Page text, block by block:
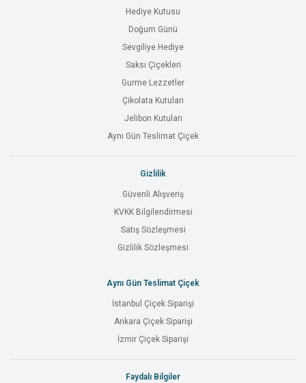
Hediye Kutusu
Doğum Günü
Sevgiliye Hediye
Saksı Çiçekleri
Gurme Lezzetler
Çikolata Kutuları
Jelibon Kutuları
Aynı Gün Teslimat Çiçek
Gizlilik
Güvenli Alışveriş
KVKK Bilgilendirmesi
Satış Sözleşmesi
Gizlilik Sözleşmesi
Aynı Gün Teslimat Çiçek
İstanbul Çiçek Siparişi
Ankara Çiçek Siparişi
İzmir Çiçek Siparişi
Faydalı Bilgiler